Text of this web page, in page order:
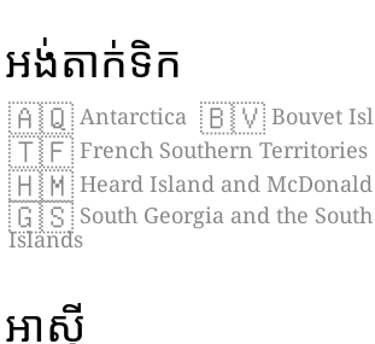
អង់តាក់ទិក
🇦🇶 Antarctica 🇧🇻 Bouvet
🇹🇫 French Southern Territories
🇭🇲 Heard Island and
🇬🇸 South Georgia and the
Islands
អាស៊ី